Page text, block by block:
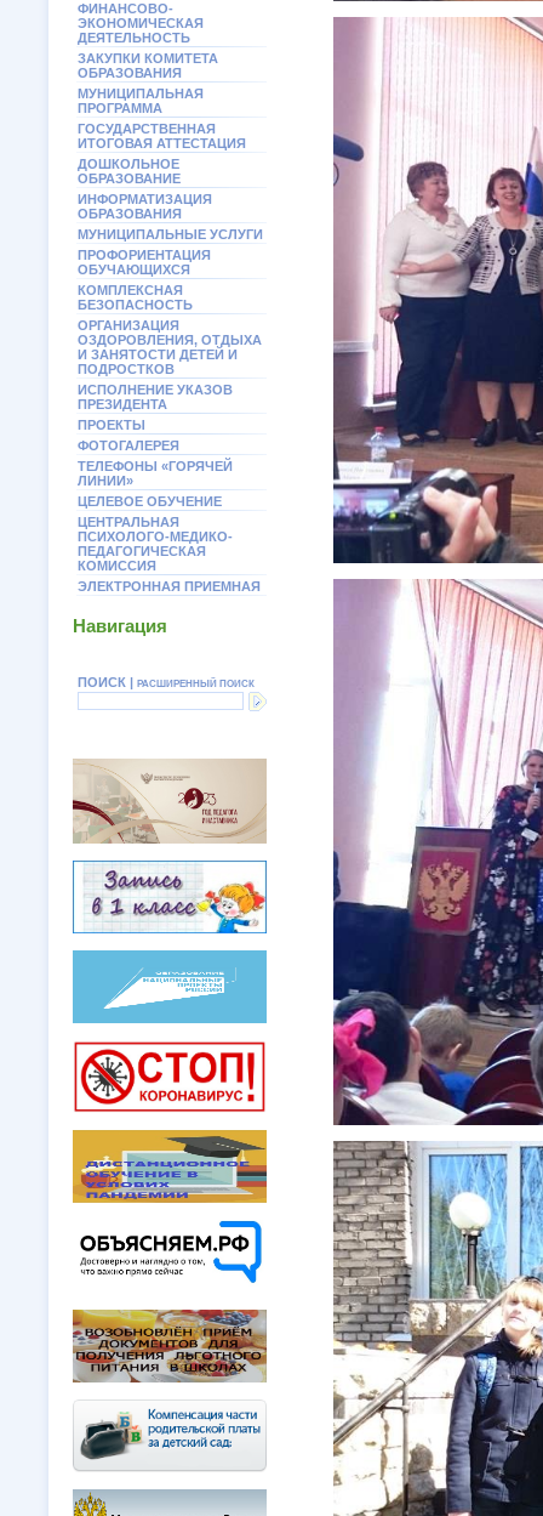
ФИНАНСОВО-
ЭКОНОМИЧЕСКАЯ
ДЕЯТЕЛЬНОСТЬ
ЗАКУПКИ КОМИТЕТА
ОБРАЗОВАНИЯ
МУНИЦИПАЛЬНАЯ
ПРОГРАММА
ГОСУДАРСТВЕННАЯ
ИТОГОВАЯ АТТЕСТАЦИЯ
ДОШКОЛЬНОЕ
ОБРАЗОВАНИЕ
ИНФОРМАТИЗАЦИЯ
ОБРАЗОВАНИЯ
МУНИЦИПАЛЬНЫЕ УСЛУГИ
ПРОФОРИЕНТАЦИЯ
ОБУЧАЮЩИХСЯ
КОМПЛЕКСНАЯ
БЕЗОПАСНОСТЬ
ОРГАНИЗАЦИЯ
ОЗДОРОВЛЕНИЯ, ОТДЫХА
И ЗАНЯТОСТИ ДЕТЕЙ И
ПОДРОСТКОВ
ИСПОЛНЕНИЕ УКАЗОВ
ПРЕЗИДЕНТА
ПРОЕКТЫ
ФОТОГАЛЕРЕЯ
ТЕЛЕФОНЫ «ГОРЯЧЕЙ
ЛИНИИ»
ЦЕЛЕВОЕ ОБУЧЕНИЕ
ЦЕНТРАЛЬНАЯ
ПСИХОЛОГО-МЕДИКО-
ПЕДАГОГИЧЕСКАЯ
КОМИССИЯ
ЭЛЕКТРОННАЯ ПРИЕМНАЯ
Навигация
ПОИСК | РАСШИРЕННЫЙ ПОИСК